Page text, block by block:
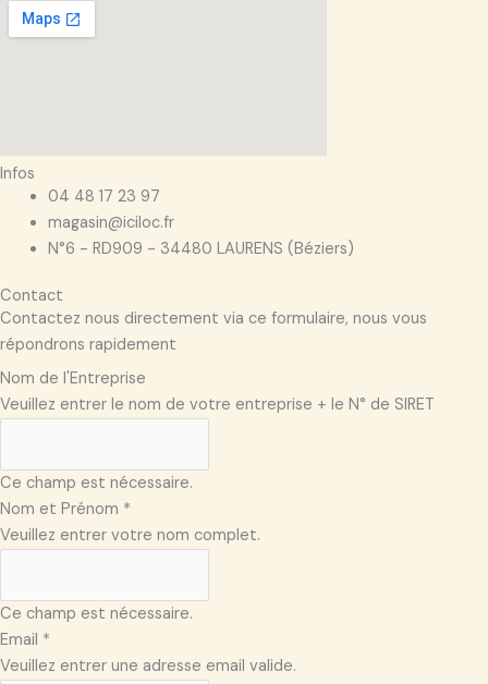
Infos
04 48 17 23 97
magasin@iciloc.fr
N°6 - RD909 - 34480 LAURENS (Béziers)
Contact
Contactez nous directement via ce formulaire, nous vous
répondrons rapidement
Nom de l'Entreprise
Veuillez entrer le nom de votre entreprise + le N° de SIRET
Ce champ est nécessaire.
Nom et Prénom *
Veuillez entrer votre nom complet.
Ce champ est nécessaire.
Email *
Veuillez entrer une adresse email valide.